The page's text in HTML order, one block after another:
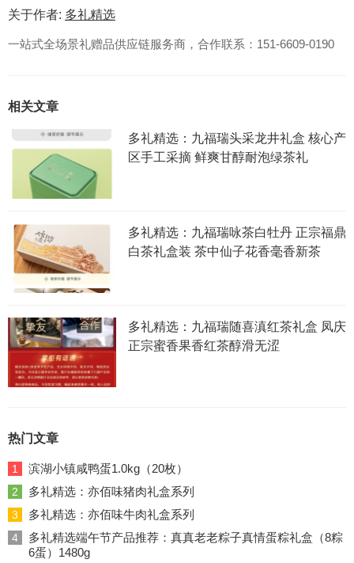
关于作者: 多礼精选
一站式全场景礼赠品供应链服务商，合作联系：151-6609-0190
相关文章
多礼精选：九福瑞头采龙井礼盒 核心产
区手工采摘 鲜爽甘醇耐泡绿茶礼
多礼精选：九福瑞咏茶白牡丹 正宗福鼎
白茶礼盒装 茶中仙子花香毫香新茶
多礼精选：九福瑞随喜滇红茶礼盒 凤庆
正宗蜜香果香红茶醇滑无涩
热门文章
1 滨湖小镇咸鸭蛋1.0kg（20枚）
2 多礼精选：亦佰味猪肉礼盒系列
3 多礼精选：亦佰味牛肉礼盒系列
4
多礼精选端午节产品推荐：真真老老粽子真情蛋粽礼盒（8粽
6蛋）1480g